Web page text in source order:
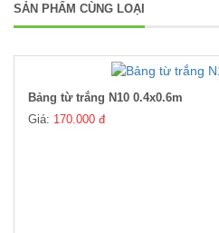
SẢN PHẨM CÙNG LOẠI
Bảng từ trắng N10 0.4x0.6m
Giá: 170.000 đ